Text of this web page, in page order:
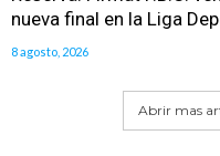
nueva final en la Liga
8 agosto, 2026
Abrir mas